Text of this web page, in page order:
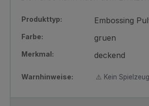
Produkttyp: Embossing
Farbe: gruen
Merkmal: deckend
Warnhinweise: ⚠️ Kein